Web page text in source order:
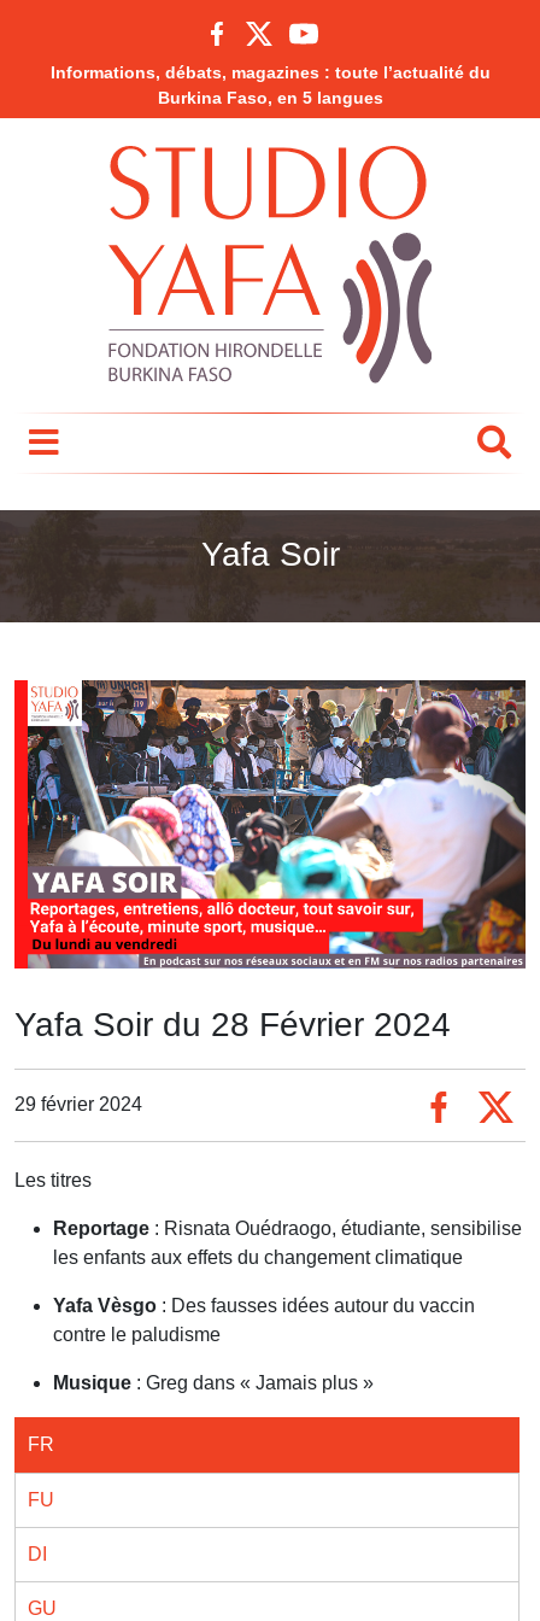
Informations, débats, magazines : toute l’actualité du
Burkina Faso, en 5 langues
Yafa Soir
Yafa Soir du 28 Février 2024
29 février 2024
Les titres
Reportage : Risnata Ouédraogo, étudiante, sensibilise
les enfants aux effets du changement climatique
Yafa Vèsgo : Des fausses idées autour du vaccin
contre le paludisme
Musique : Greg dans « Jamais plus »
FR
FU
DI
GU